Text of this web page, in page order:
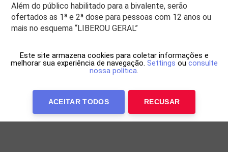
Além do público habilitado para a bivalente, serão
ofertados as 1ª e 2ª dose para pessoas com 12 anos ou
mais no esquema “LIBEROU GERAL”
Este site armazena cookies para coletar informações e
melhorar sua experiência de navegação. Settings ou consulte
nossa política.
ACEITAR TODOS RECUSAR